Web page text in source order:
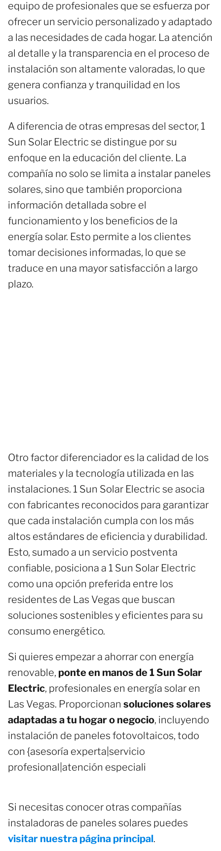
equipo de profesionales que se esfuerza por
ofrecer un servicio personalizado y adaptado
a las necesidades de cada hogar. La atención
al detalle y la transparencia en el proceso de
instalación son altamente valoradas, lo que
genera confianza y tranquilidad en los
usuarios.
A diferencia de otras empresas del sector, 1
Sun Solar Electric se distingue por su
enfoque en la educación del cliente. La
compañía no solo se limita a instalar paneles
solares, sino que también proporciona
información detallada sobre el
funcionamiento y los beneficios de la
energía solar. Esto permite a los clientes
tomar decisiones informadas, lo que se
traduce en una mayor satisfacción a largo
plazo.
Otro factor diferenciador es la calidad de los
materiales y la tecnología utilizada en las
instalaciones. 1 Sun Solar Electric se asocia
con fabricantes reconocidos para garantizar
que cada instalación cumpla con los más
altos estándares de eficiencia y durabilidad.
Esto, sumado a un servicio postventa
confiable, posiciona a 1 Sun Solar Electric
como una opción preferida entre los
residentes de Las Vegas que buscan
soluciones sostenibles y eficientes para su
consumo energético.
Si quieres empezar a ahorrar con energía
renovable, ponte en manos de 1 Sun Solar
Electric, profesionales en energía solar en
Las Vegas. Proporcionan soluciones solares
adaptadas a tu hogar o negocio, incluyendo
instalación de paneles fotovoltaicos, todo
con {asesoría experta|servicio
profesional|atención especiali
Si necesitas conocer otras compañías
instaladoras de paneles solares puedes
visitar nuestra página principal.